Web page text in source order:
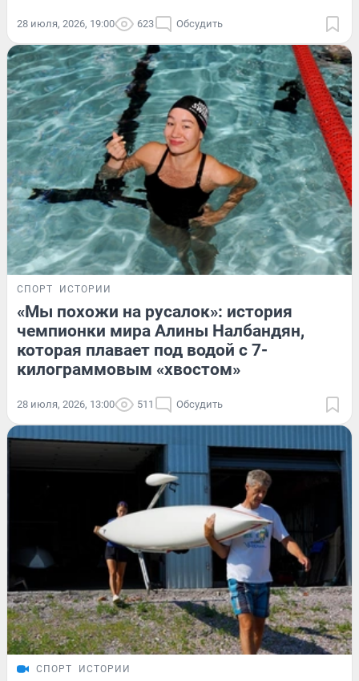
28 июля, 2026, 19:00 623 Обсудить
СПОРТ ИСТОРИИ
«Мы похожи на русалок»: история
чемпионки мира Алины Налбандян,
которая плавает под водой с 7-
килограммовым «хвостом»
28 июля, 2026, 13:00 511 Обсудить
СПОРТ ИСТОРИИ